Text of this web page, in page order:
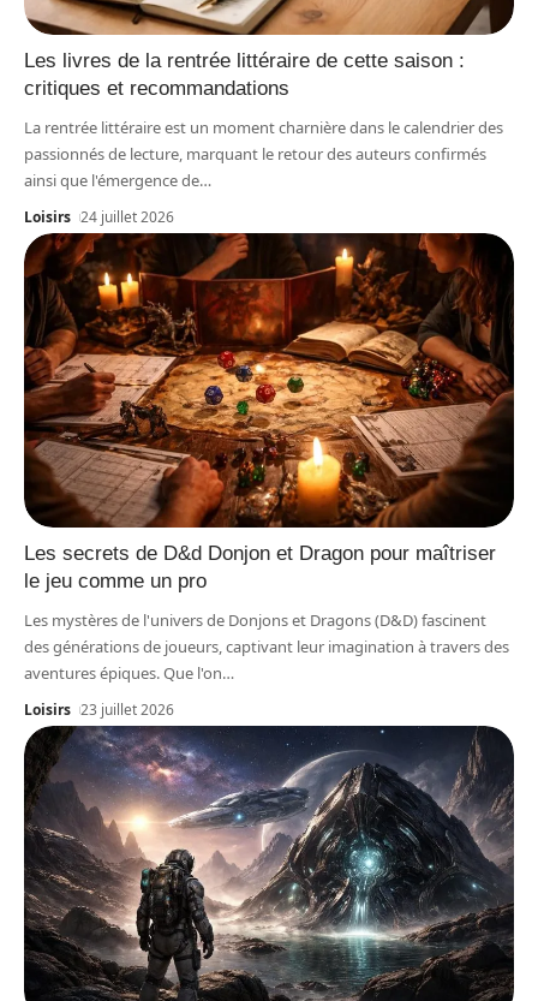
Les livres de la rentrée littéraire de cette saison :
critiques et recommandations
La rentrée littéraire est un moment charnière dans le calendrier des
passionnés de lecture, marquant le retour des auteurs confirmés
ainsi que l'émergence de…
Loisirs 24 juillet 2026
Les secrets de D&d Donjon et Dragon pour maîtriser
le jeu comme un pro
Les mystères de l'univers de Donjons et Dragons (D&D) fascinent
des générations de joueurs, captivant leur imagination à travers des
aventures épiques. Que l'on…
Loisirs 23 juillet 2026